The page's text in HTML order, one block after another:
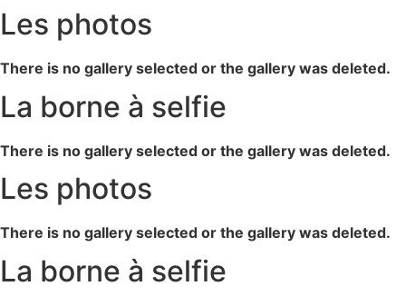
Les photos
There is no gallery selected or the gallery was deleted.
La borne à selfie
There is no gallery selected or the gallery was deleted.
Les photos
There is no gallery selected or the gallery was deleted.
La borne à selfie